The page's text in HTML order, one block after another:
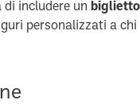
di includere un
personalizzati a chi